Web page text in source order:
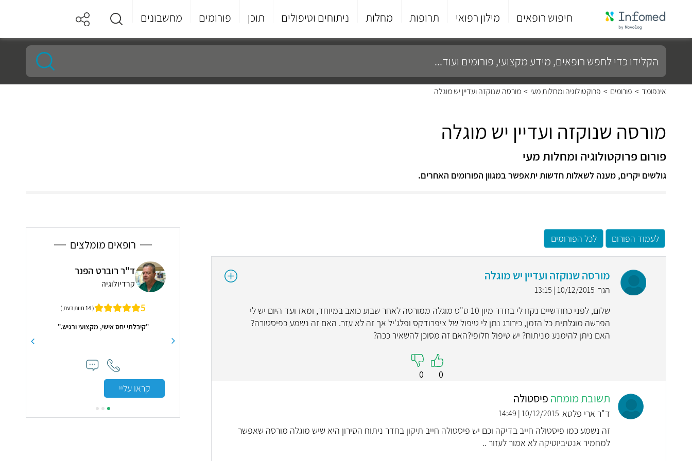
חיפוש רופאים מילון רפואי תרופות מחלות ניתוחים וטיפולים תוכן פורומים מחשבונים
סוף
התפריט
הקלידו
כדי
לחפש
רופאים,
מידע
מקצועי,
אינפומד > פורומים > פרוקטולוגיה ומחלות מעי > מורסה שנוקזה ועדיין יש מוגלה
מורסה שנוקזה ועדיין יש מוגלה
פורום פרוקטולוגיה ומחלות מעי
גולשים יקרים, מענה לשאלות חדשות יתאפשר במגוון הפורומים האחרים.
לעמוד הפורום לכל הפורומים
מורסה שנוקזה ועדיין יש מוגלה
הגר 10/12/2015 | 13:15
שלום, לפני כחודשיים נקזו לי בחדר מיון 10 ס"ס מוגלה ממורסה לאחר שבוע כואב במיוחד, ומאז ועד היום יש לי
הפרשה מוגלתית כל הזמן, כירורג נתן לי טיפול של ציפרודקס ופלג'יל אך זה לא עזר. האם זה נשמע כפיסטורה?
האם ניתן להימנע מניתוח? יש טיפול חלופי?האם זה מסוכן להשאיר ככה?
0
0
תשובת מומחה פיסטולה
ד"ר ארי פלטא 10/12/2015 | 14:49
זה נשמע כמו פיסטולה חייב בדיקה וכם יש פיסטולה חייב תיקון בחדר ניתוח הסירון היא שיש מוגלה מורסה שאפשר
למחמיר אנטיביוטיקה לא אמור לעזור ..
רופאים מומלצים
פרופ' תרצה פוקס
קרדיולוגיה
5
"רופא מצטיינת. הצליחה לעזור לי במקום
ד"ר רוברט הפנר
קרדיולוגיה
5 ( 14 חוות דעת )
"קיבלתי יחס אישי, מקצועי ורגיש."
קראו עליי